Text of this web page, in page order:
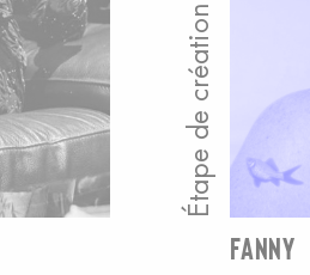
Étape de création
FANNY